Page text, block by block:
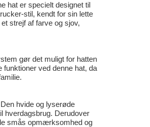
hat er specielt designet til
stil, kendt for sin lette
strejf af farve og sjov,
gør det muligt for hatten
ved denne hat, da
hvide og lyserøde
hverdagsbrug. Derudover
smås opmærksomhed og